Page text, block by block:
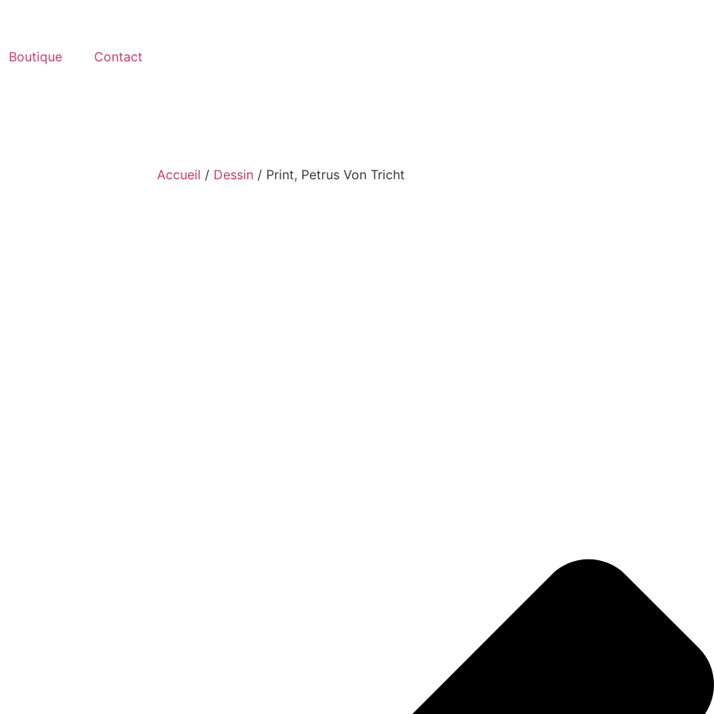
Boutique Contact
Accueil / Dessin / Print, Petrus Von Tricht